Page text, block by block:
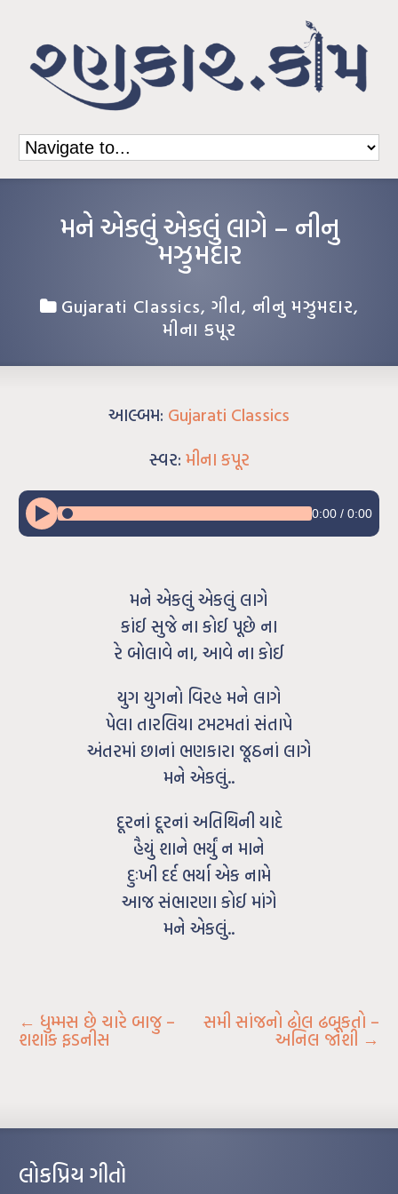
મને એકલું એકલું લાગે – નીનુ
મઝુમદાર
Gujarati Classics, ગીત, નીનુ મઝુમદાર,
મીના કપૂર
આલ્બમ: Gujarati Classics
સ્વર: મીના કપૂર
0:00/ 0:00
મને એકલું એકલું લાગે
કાંઈ સુજે ના કોઈ પૂછે ના
રે બોલાવે ના, આવે ના કોઈ
યુગ યુગનો વિરહ મને લાગે
પેલા તારલિયા ટમટમતાં સંતાપે
અંતરમાં છાનાં ભણકારા જૂઠનાં લાગે
મને એકલું..
દૂરનાં દૂરનાં અતિથિની યાદે
હૈયું શાને ભર્યું ન માને
દુઃખી દર્દ ભર્યા એક નામે
આજ સંભારણા કોઈ માંગે
મને એકલું..
← ધુમ્મસ છે ચારે બાજુ –
શશાંક ફડનીસ
સમી સાંજનો ઢોલ ઢબૂકતો –
અનિલ જોશી →
લોકપ્રિય ગીતો